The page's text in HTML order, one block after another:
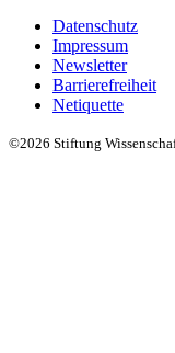
Datenschutz
Impressum
Newsletter
Barrierefreiheit
Netiquette
©2026 Stiftung